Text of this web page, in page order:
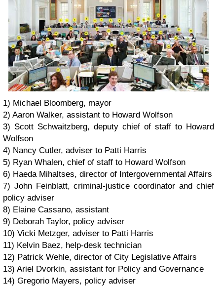
1) Michael Bloomberg, mayor
2) Aaron Walker, assistant to Howard Wolfson
3) Scott Schwaitzberg, deputy chief of staff to Howard
Wolfson
4) Nancy Cutler, adviser to Patti Harris
5) Ryan Whalen, chief of staff to Howard Wolfson
6) Haeda Mihaltses, director of Intergovernmental Affairs
7) John Feinblatt, criminal-justice coordinator and chief
policy adviser
8) Elaine Cassano, assistant
9) Deborah Taylor, policy adviser
10) Vicki Metzger, adviser to Patti Harris
11) Kelvin Baez, help-desk technician
12) Patrick Wehle, director of City Legislative Affairs
13) Ariel Dvorkin, assistant for Policy and Governance
14) Gregorio Mayers, policy adviser